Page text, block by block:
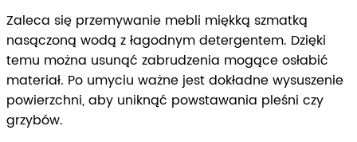
Zaleca się przemywanie mebli miękką szmatką
nasączoną wodą z łagodnym detergentem. Dzięki
temu można usunąć zabrudzenia mogące osłabić
materiał. Po umyciu ważne jest dokładne wysuszenie
powierzchni, aby uniknąć powstawania pleśni czy
grzybów.